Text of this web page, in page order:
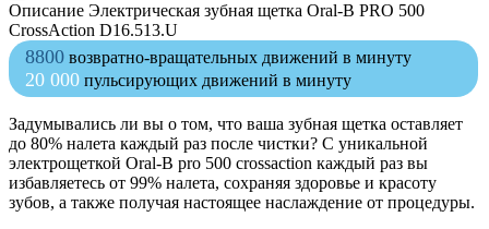
Описание Электрическая зубная щетка Oral-B PRO 500
CrossAction D16.513.U
8800 возвратно-вращательных движений в минуту
20 000 пульсирующих движений в минуту
Задумывались ли вы о том, что ваша зубная щетка оставляет
до 80% налета каждый раз после чистки? С уникальной
электрощеткой Oral-B pro 500 crossaction каждый раз вы
избавляетесь от 99% налета, сохраняя здоровье и красоту
зубов, а также получая настоящее наслаждение от процедуры.